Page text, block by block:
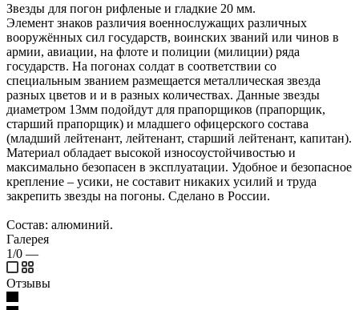
Звезды для погон рифленые и гладкие 20 мм.
Элемент знаков различия военнослужащих различных
вооружённых сил государств, воинских званий или чинов в
армии, авиации, на флоте и полиции (милиции) ряда
государств. На погонах солдат в соответствии со
специальным званием размещается металлическая звезда
разных цветов и и в разных количествах. Данные звезды
диаметром 13мм подойдут для прапорщиков (прапорщик,
старший прапорщик) и младшего офицерского состава
(младший лейтенант, лейтенант, старший лейтенант, капитан).
Материал обладает высокой износоустойчивостью и
максимально безопасен в эксплуатации. Удобное и безопасное
крепление – усики, не составит никаких усилий и труда
закрепить звезды на погоны. Сделано в России.
Состав: алюминий.
Галерея
1/0 —
Отзывы